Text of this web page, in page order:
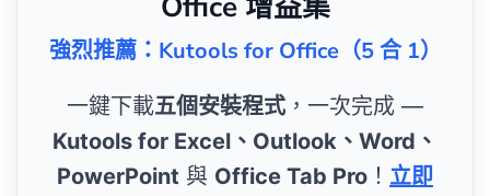
強烈推薦：Kutools for Office（5 合 1）
一鍵下載五個安裝程式 ，一次完成 —
Kutools for Excel、Outlook、Word、
PowerPoint 與 Office Tab Pro ！ 立即